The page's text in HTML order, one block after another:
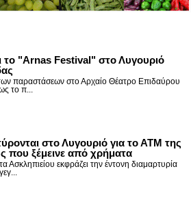
το "Arnas Festival" στο Λυγουριό
παραστάσεων στο Αρχαίο Θέατρο Επιδαύρου
το π...
στο Λυγουριό για το ΑΤΜ της
που ξέμεινε από χρήματα
Ασκληπιείου εκφράζει την έντονη διαμαρτυρία